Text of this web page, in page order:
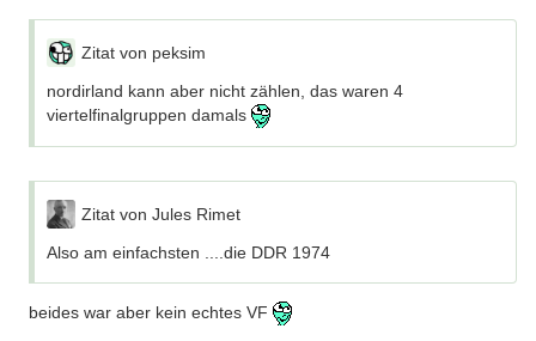
Zitat von peksim
nordirland kann aber nicht zählen, das waren 4
viertelfinalgruppen damals
Zitat von Jules Rimet
Also am einfachsten ....die DDR 1974
beides war aber kein echtes VF